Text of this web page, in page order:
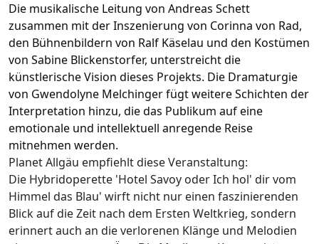
Die musikalische Leitung von Andreas Schett
zusammen mit der Inszenierung von Corinna von Rad,
den Bühnenbildern von Ralf Käselau und den Kostümen
von Sabine Blickenstorfer, unterstreicht die
künstlerische Vision dieses Projekts. Die Dramaturgie
von Gwendolyne Melchinger fügt weitere Schichten der
Interpretation hinzu, die das Publikum auf eine
emotionale und intellektuell anregende Reise
mitnehmen werden.
Planet Allgäu empfiehlt diese Veranstaltung:
Die Hybridoperette 'Hotel Savoy oder Ich hol' dir vom
Himmel das Blau' wirft nicht nur einen faszinierenden
Blick auf die Zeit nach dem Ersten Weltkrieg, sondern
erinnert auch an die verlorenen Klänge und Melodien